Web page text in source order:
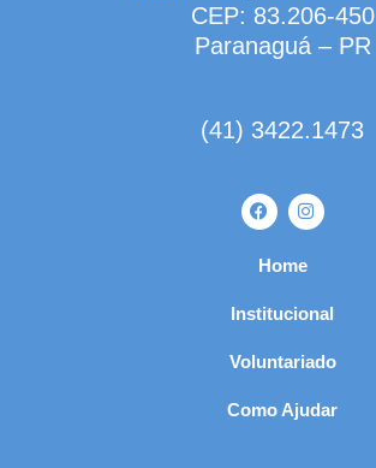
CEP: 83.206-450
Paranaguá – PR
(41) 3422.1473
Home
Institucional
Voluntariado
Como Ajudar